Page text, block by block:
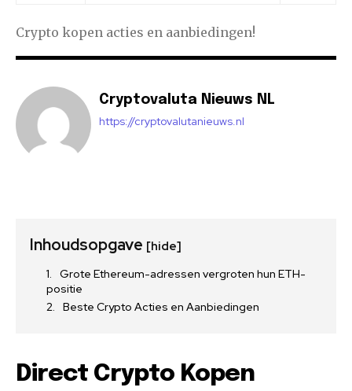
Crypto kopen acties en aanbiedingen!
Cryptovaluta Nieuws NL
https://cryptovalutanieuws.nl
Inhoudsopgave [hide]
Grote Ethereum-adressen vergroten hun ETH-
positie
Beste Crypto Acties en Aanbiedingen
Direct Crypto Kopen